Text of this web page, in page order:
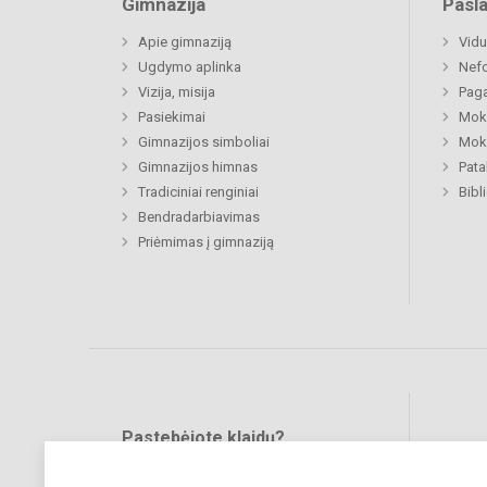
Gimnazija
Apie gimnaziją
Ugdymo aplinka
Vizija, misija
Pasiekimai
Gimnazijos simboliai
Gimnazijos himnas
Tradiciniai renginiai
Bendradarbiavimas
Priėmimas į gimnaziją
Pastebėjote klaidų?